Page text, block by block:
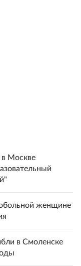
в Москве
женщине
в Смоленске